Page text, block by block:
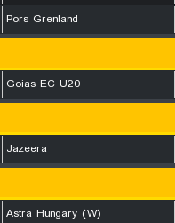
Pors Grenland
Goias EC U20
Jazeera
Astra Hungary (W)